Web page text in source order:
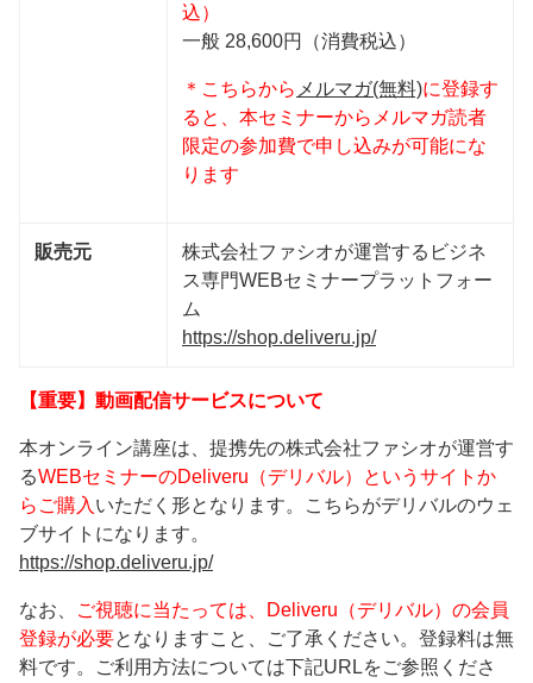
込）
一般 28,600円（消費税込）
＊こちらから メルマガ(無料)に登録す
ると、本セミナーからメルマガ読者
限定の参加費で申し込みが可能にな
ります
販売元
株式会社ファシオが運営するビジネ
ス専門WEBセミナープラットフォー
ム
https://shop.deliveru.jp/
【重要】動画配信サービスについて
本オンライン講座は、提携先の株式会社ファシオが運営す
るWEBセミナーのDeliveru（デリバル）というサイトか
らご購入 いただく形となります。こちらがデリバルのウェ
ブサイトになります。
https://shop.deliveru.jp/
なお、
ご視聴に当たっては、Deliveru（デリバル）の会員
登録が必要となりますこと、ご了承ください。登録料は無
料です。ご利用方法については下記URLをご参照くださ